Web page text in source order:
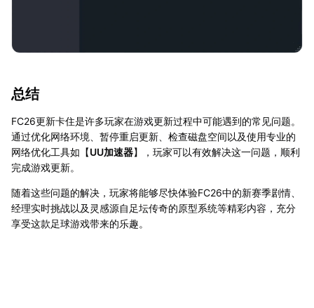
总结
FC26更新卡住是许多玩家在游戏更新过程中可能遇到的常见问题。
通过优化网络环境、暂停重启更新、检查磁盘空间以及使用专业的
网络优化工具如【UU加速器】，玩家可以有效解决这一问题，顺利
完成游戏更新。
随着这些问题的解决，玩家将能够尽快体验FC26中的新赛季剧情、
经理实时挑战以及灵感源自足坛传奇的原型系统等精彩内容，充分
享受这款足球游戏带来的乐趣。